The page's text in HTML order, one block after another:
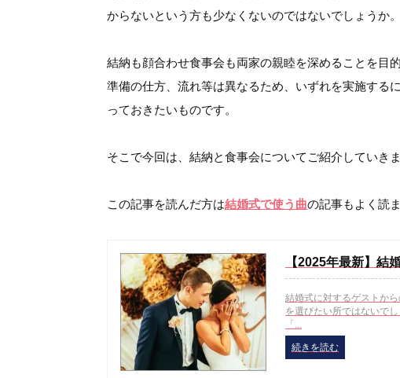
からないという方も少なくないのではないでしょうか。
結納も顔合わせ食事会も両家の親睦を深めることを目
準備の仕方、流れ等は異なるため、いずれを実施する
っておきたいものです。
そこで今回は、結納と食事会についてご紹介していき
この記事を読んだ方は結婚式で使う曲の記事もよく読
【2025年最新】結
結婚式に対するゲストか
を選びたい所ではないで
「...
続きを読む